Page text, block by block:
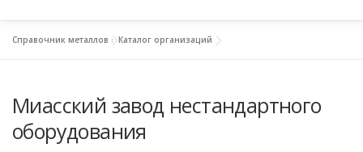
МЕТАЛЛЫ И ОКРУЖАЮЩАЯ СРЕДА
Справочник металлов »Каталог организаций
Миасский завод нестандартного
оборудования